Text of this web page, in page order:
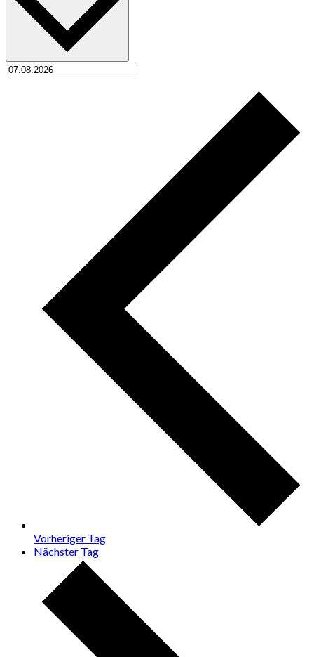
Vorheriger Tag
Nächster Tag